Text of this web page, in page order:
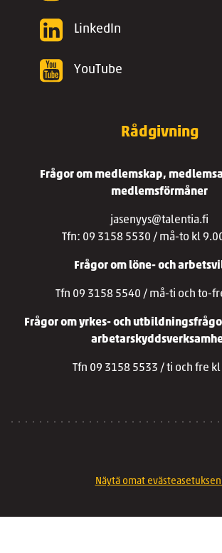
LinkedIn
YouTube
Rådgivning
Frågor om medlemskap,
medlemsförmåner
jasenyys@talentia.fi
Tfn: 09 3158 5530 / må-to kl
Frågor om löne- och
Tfn 09 3158 5540 / må-ti och to-
Frågor om yrkes- och
Tfn 09 3158 5533 / ti och fre
Näytä omat